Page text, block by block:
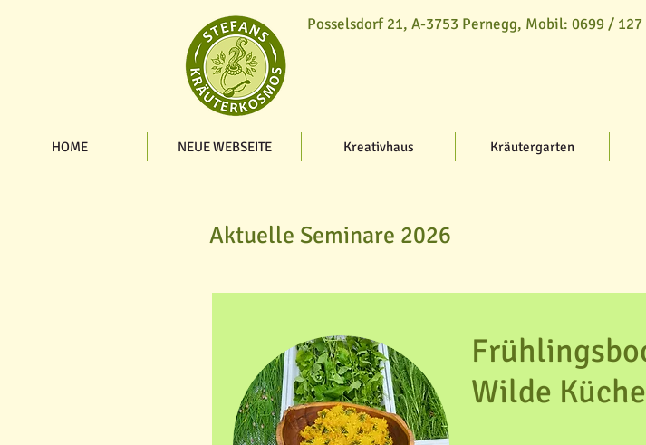
Posselsdorf 21, A-3753 Pernegg, Mobil: 0699 / 127
HOME NEUE WEBSEITE Kreativhaus Kräutergarten
Aktuelle Seminare 2026
Wilde Küche